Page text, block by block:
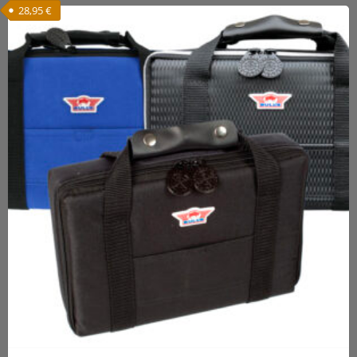
28,95€